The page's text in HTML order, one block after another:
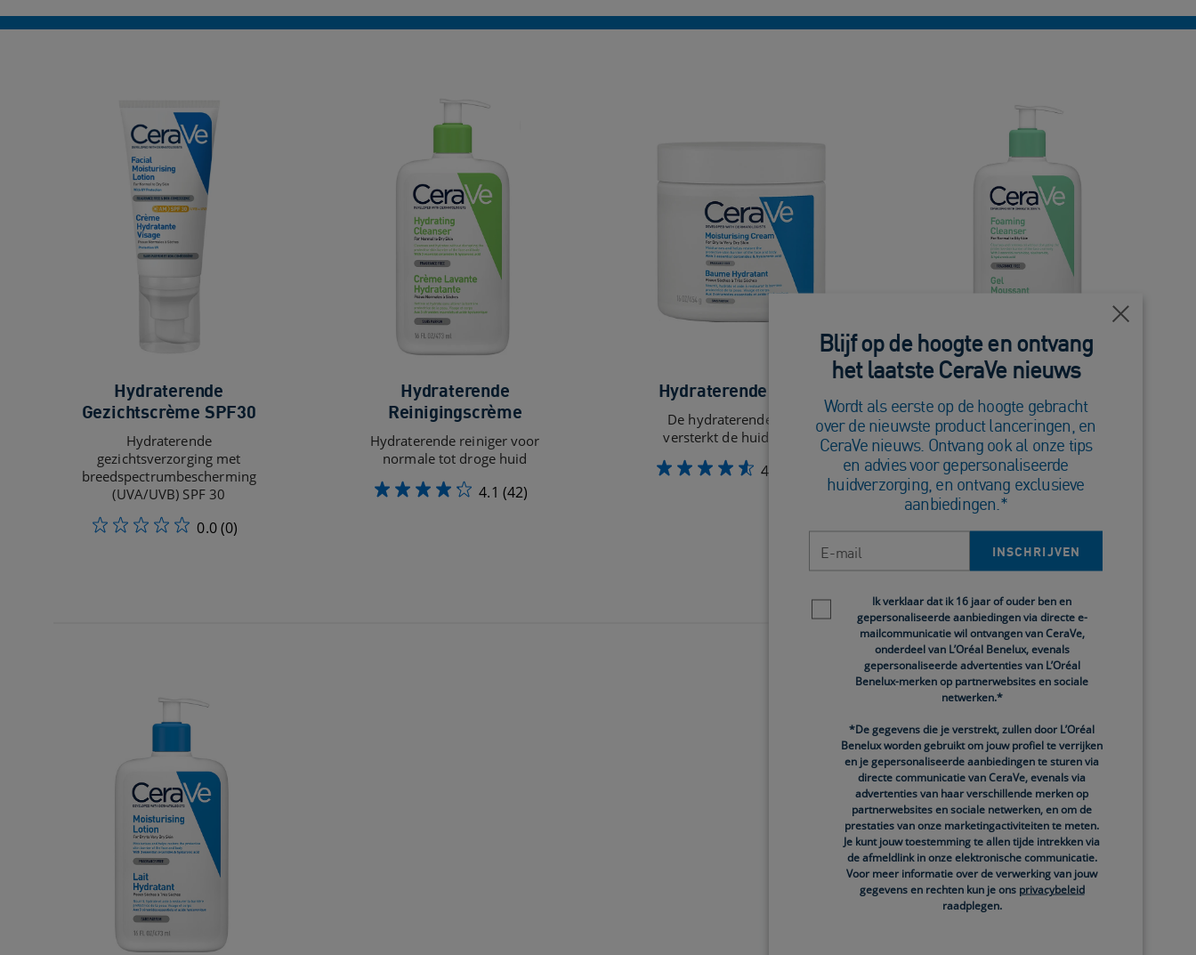
Hydraterende
Gezichtscrème SPF30
Hydraterende
gezichtsverzorging met
breedspectrumbescherming
(UVA/UVB) SPF 30
0.0(0)
Hydraterende
Reinigingscrème
Hydraterende reiniger voor
normale tot droge huid
4.1 (42)
Hydraterende Crème
De hydraterende crème
versterkt de huidbarrière
4.6
Reinigingsgel
Normale tot gemengde huid
4.5
Close
Blijf op de hoogte en ontvang
het laatste CeraVe nieuws
Wordt als eerste op de hoogte gebracht
over de nieuwste product lanceringen, en
CeraVe nieuws. Ontvang ook al onze tips
en advies voor gepersonaliseerde
huidverzorging, en ontvang exclusieve
aanbiedingen.*
INSCHRIJVEN
Newsletter policyIk verklaar dat ik 16 jaar of ouder ben en
gepersonaliseerde aanbiedingen via directe e-
mailcommunicatie wil ontvangen van CeraVe,
onderdeel van L’Oréal Benelux, evenals
gepersonaliseerde advertenties van L’Oréal
Benelux-merken op partnerwebsites en sociale
netwerken.*
*De gegevens die je verstrekt, zullen door L’Oréal
Benelux worden gebruikt om jouw profiel te verrijken
en je gepersonaliseerde aanbiedingen te sturen via
directe communicatie van CeraVe, evenals via
advertenties van haar verschillende merken op
partnerwebsites en sociale netwerken, en om de
prestaties van onze marketingactiviteiten te meten.
Je kunt jouw toestemming te allen tijde intrekken via
de afmeldlink in onze elektronische communicatie.
Voor meer informatie over de verwerking van jouw
gegevens en rechten kun je ons privacybeleid
raadplegen.